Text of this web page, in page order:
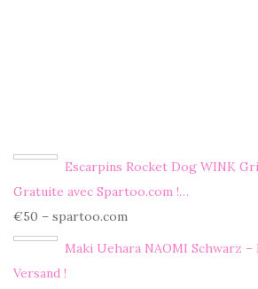
Escarpins Rocket Dog WINK
Gratuite avec Spartoo.com !…
€50 – spartoo.com
Maki Uehara NAOMI Schwarz
Versand !